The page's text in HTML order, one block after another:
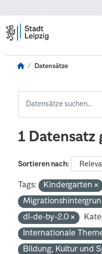
Datensätze
1 Datensatz
Sortieren nach
Tags:
Kindergarten
dl-de-by-2.0
Internationale
Bildung, Kultur und